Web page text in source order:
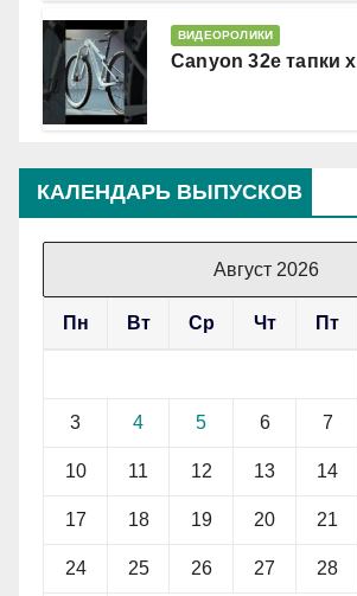
ВИДЕОРОЛИКИ
Canyon 32e тапки
КАЛЕНДАРЬ ВЫПУСКОВ
Август 2026
Пн Вт Ср Чт Пт
3 4 5 6 7
10 11 12 13 14
17 18 19 20 21
24 25 26 27 28